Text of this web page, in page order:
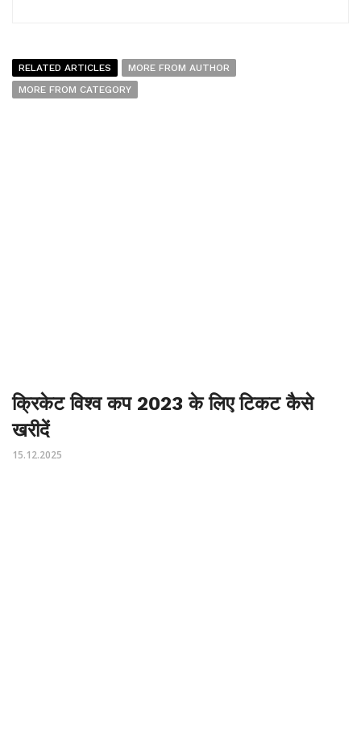
RELATED ARTICLES
MORE FROM AUTHOR
MORE FROM CATEGORY
क्रिकेट विश्व कप 2023 के लिए टिकट कैसे
खरीदें
15.12.2025